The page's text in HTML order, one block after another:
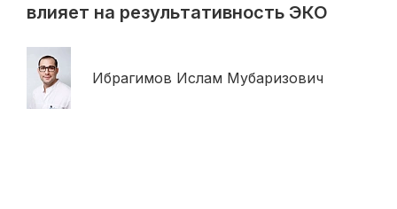
влияет на результативность ЭКО
Ибрагимов Ислам Мубаризович